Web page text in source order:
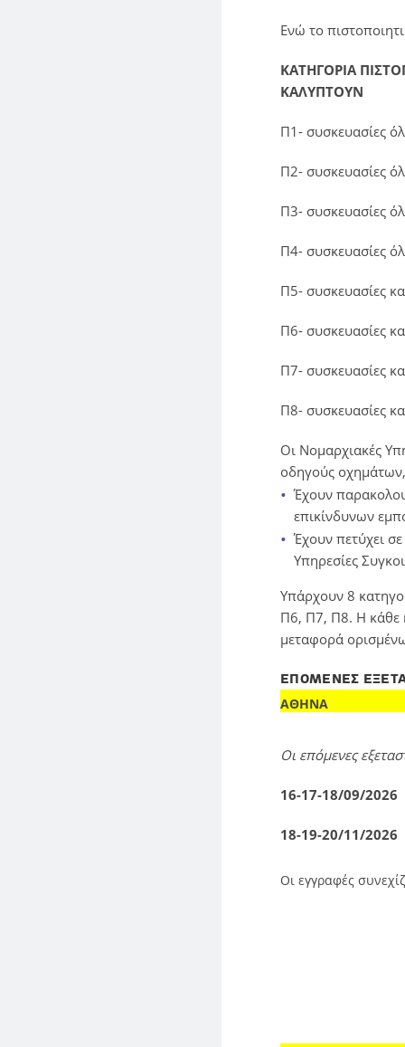
Ενώ το
ΚΑΤΗΓΟΡΙΑ
ΚΑΛΥΠΤΟΥΝ
Π1- συσκευασίες
Π2- συσκευασίες
Π3- συσκευασίες
Π4- συσκευασίες
Π5- συσκευασίες
Π6- συσκευασίες
Π7- συσκευασίες
Π8- συσκευασίες
Οι Νομαρχιακές
οδηγούς
Έχουν
επικίνδυνων
Έχουν πετύχει
Υπηρεσίες
Υπάρχουν 8
Π6, Π7, Π8. Η κάθε
μεταφορά
ΕΠΟΜΕΝΕΣ
ΑΘΗΝΑ
Οι επόμενες
16-17-18/09/2026
18-19-20/11/2026
Οι εγγραφές